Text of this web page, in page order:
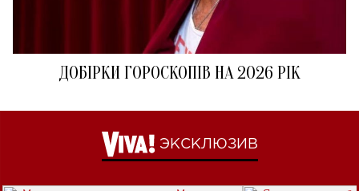
ДОБІРКИ ГОРОСКОПІВ НА 2026 РІК
ЭКСКЛЮЗИВ